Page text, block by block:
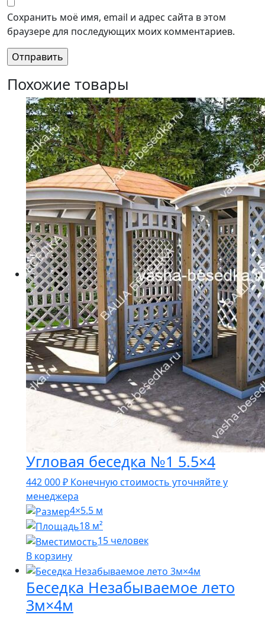
Сохранить моё имя, email и адрес сайта в этом
браузере для последующих моих комментариев.
Похожие товары
Угловая беседка №1 5.5×4
442 000₽ Конечную стоимость уточняйте у
менеджера
4×5.5 м
18 м²
15 человек
В корзину
Беседка Незабываемое лето
3м×4м